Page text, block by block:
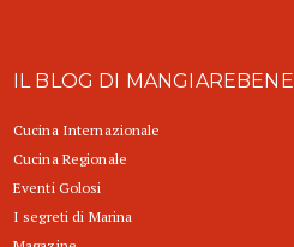
IL BLOG DI MANGIAREBENE
Cucina Internazionale
Cucina Regionale
Eventi Golosi
I segreti di Marina